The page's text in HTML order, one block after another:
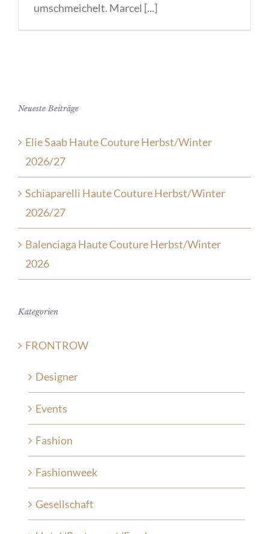
umschmeichelt. Marcel [...]
Neueste Beiträge
Elie Saab Haute Couture Herbst/Winter
2026/27
Schiaparelli Haute Couture Herbst/Winter
2026/27
Balenciaga Haute Couture Herbst/Winter
2026
Kategorien
FRONTROW
Designer
Events
Fashion
Fashionweek
Gesellschaft